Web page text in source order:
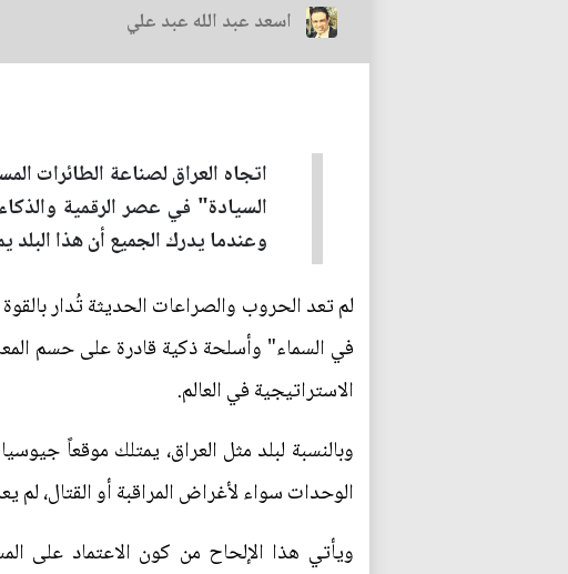
اسعد عبد الله عبد علي
اتجاه العراق لصناعة الطائرات
السيادة" في عصر الرقمية
وعندما يدرك الجميع أن هذا
لم تعد الحروب والصراعات الحديثة تُدار
في السماء" وأسلحة ذكية قادرة على حسم
الاستراتيجية في العالم.
وبالنسبة لبلد مثل العراق، يمتلك موقعاً
الوحدات سواء لأغراض المراقبة أو القتال،
ويأتي هذا الإلحاح من كون الاعتماد على